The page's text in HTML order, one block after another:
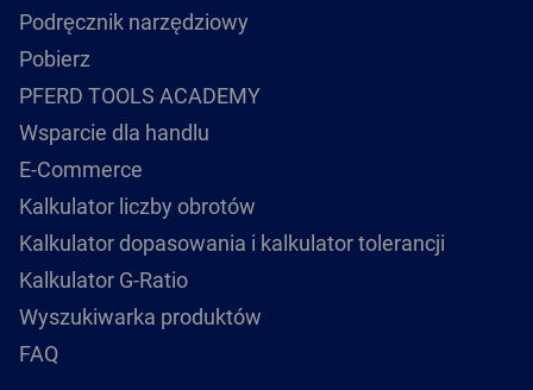
Podręcznik narzędziowy
Pobierz
PFERD TOOLS ACADEMY
Wsparcie dla handlu
E-Commerce
Kalkulator liczby obrotów
Kalkulator dopasowania i kalkulator tolerancji
Kalkulator G-Ratio
Wyszukiwarka produktów
FAQ